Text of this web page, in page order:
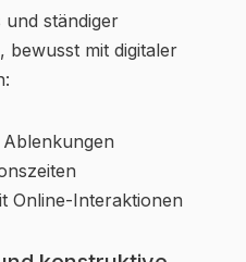
ständiger
bewusst mit digitaler
Ablenkungen
Online-Interaktionen